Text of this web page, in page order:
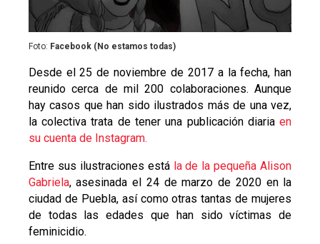
Foto: Facebook (No estamos todas)
Desde el 25 de noviembre de 2017 a la fecha, han
reunido cerca de mil 200 colaboraciones. Aunque
hay casos que han sido ilustrados más de una vez,
la colectiva trata de tener una publicación diariaen
su cuenta de Instagram.
Entre sus ilustraciones está la de la pequeña Alison
Gabriela, asesinada el 24 de marzo de 2020 en la
ciudad de Puebla, así como otras tantas de mujeres
de todas las edades que han sido víctimas de
feminicidio.